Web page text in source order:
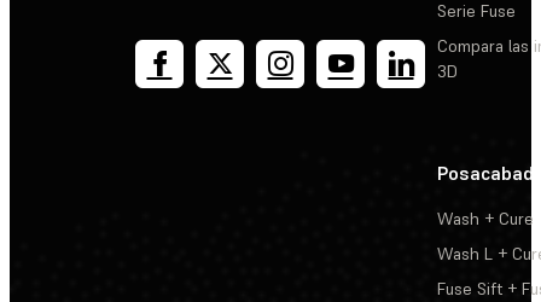
Serie Fuse
Compara las
3D
Wash + Cure
Wash L +
Fuse Sift +